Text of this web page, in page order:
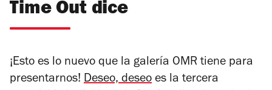
Time Out dice
¡Esto es lo nuevo que la galería OMR tiene para
presentarnos! Deseo, deseo es la tercera